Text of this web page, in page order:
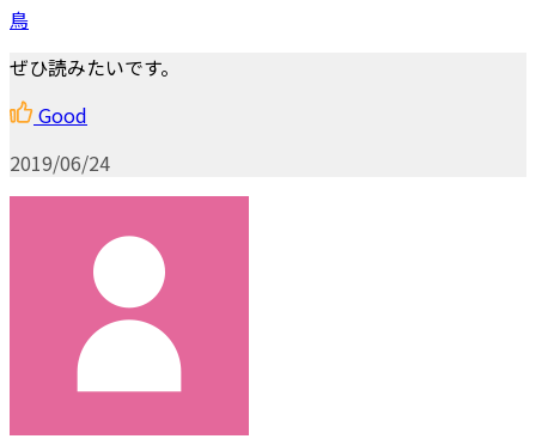
鳥
ぜひ読みたいです。
Good
2019/06/24